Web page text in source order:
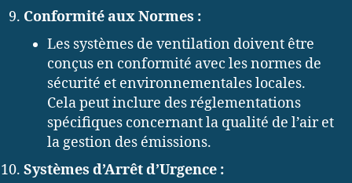
Conformité aux Normes :
Les systèmes de ventilation doivent être
conçus en conformité avec les normes de
sécurité et environnementales locales.
Cela peut inclure des réglementations
spécifiques concernant la qualité de l’air et
la gestion des émissions.
Systèmes d’Arrêt d’Urgence :